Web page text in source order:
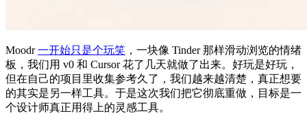
Moodr一开始只是个玩笑 ，一块像 Tinder 那样滑动浏览的情绪
板，我们用 v0 和 Cursor 花了几天就做了出来。好玩是好玩，
但在自己的项目里收集参考久了，我们越来越清楚，真正想要
的其实是另一样工具。于是这次我们把它彻底重做，目标是一
个设计师真正用得上的灵感工具。